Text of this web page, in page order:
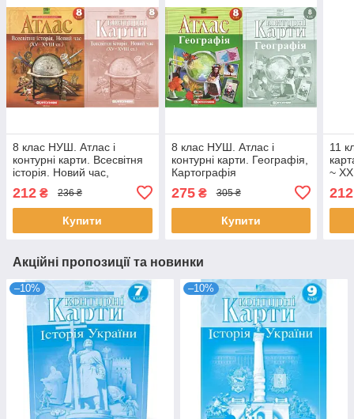
8 клас НУШ. Атлас і
контурні карти. Всесвітня
історія. Новий час,
212 ₴ 236 ₴
Купити
8 клас НУШ. Атлас і
контурні карти. Географія,
Картографія
275₴ 305 ₴
Купити
11
~
212
Акційні пропозиції та новинки
–10% –10%